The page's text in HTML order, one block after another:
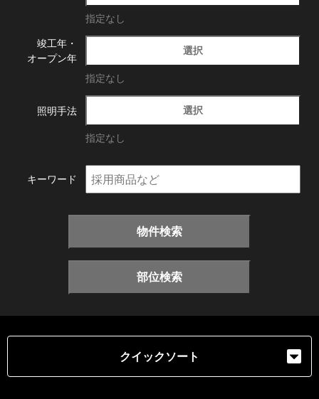
指定なし
竣工年・
オープン年
選択
指定なし
照明手法 選択
指定なし
キーワード
物件検索
部位検索
クイックソート